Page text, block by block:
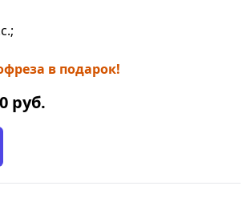
в подарок!
руб.